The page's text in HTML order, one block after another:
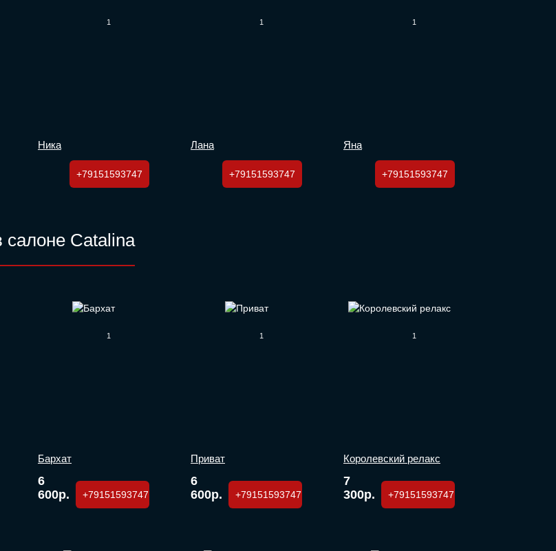
1
Ника
+79151593747
1
Лана
+79151593747
1
Яна
+79151593747
салоне Catalina
1
Бархат
6
600р.
+79151593747
1
Приват
6
600р.
+79151593747
1
Королевский релакс
7
300р.
+79151593747